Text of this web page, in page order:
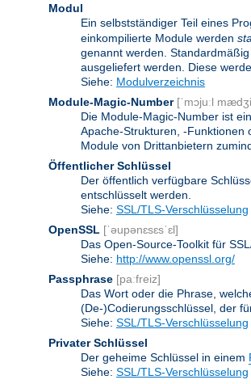
Modul
Ein selbstständiger Teil eines
einkompilierte Module werden
genannt werden.
ausgeliefert werden. Diese
Siehe: Modulverzeichnis
Module-Magic-Number [ˈmɔjuːl
Die Module-Magic-Number ist
Apache-Strukturen, -Funktionen
Module von Drittanbietern
Öffentlicher Schlüssel
Der öffentlich verfügbare
entschlüsselt werden.
Siehe: SSL/TLS-Verschlüsselung
OpenSSL [ˈəupənɛsɛsˈɛl]
Das Open-Source-Toolkit für
Siehe: http://www.openssl.org/
Passphrase [paːfreiz]
Das Wort oder die Phrase,
(De-)Codierungsschlüssel, der
Siehe: SSL/TLS-Verschlüsselung
Privater Schlüssel
Der geheime Schlüssel in einem
Siehe: SSL/TLS-Verschlüsselung